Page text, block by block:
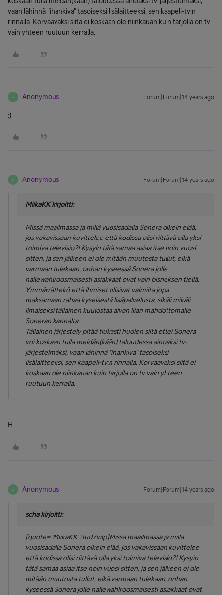
vaan lähinnä "ihankiva" tasoiseksi lisälaitteeksi, sen kaapeli-tv:n
rinnalla. Korvaavaksi siitä ei koskaan ole niinkauan kuin tarjolla on tv
vain yhteen ruutuun kerralla.
A Anonymous Forum|Forum|14 years ago
;)
A Anonymous Forum|Forum|14 years ago
MiikaKK kirjoitti:
Missä maailmassa ja millä vuosisadalla Sonera oikein elää,
jos vakavissaan kuvittelee että kodissa olisi riittävä olla yksi
toimiva televisio?! Kysyin tätä samaa asiaa itse noin vuosi
sitten, ja sen jälkeen ei ole mitään muutosta tullut, eikä
varmaan tulekaan, onhan kyseessä Sonera jolle
nallewahlroosmaisesti asiakkaat ovat vain bisneksen tiellä.
Ymmärrättekö että ihmiset olisivat valmiita jopa
maksamaan rahaa kyseisestä lisäpalvelusta, sikäli mikäli
ilmaiseksi tällainen kuulostaa aivan liian mahdottomalle
Soneran kannalta.
Tällainen järjestely pitää tiukasti huolen siitä ettei Sonera
voi koskaan tulla meidän(kään) taloudessa ainoaksi tv-
järjestelmäksi, vaan lähinnä "ihankiva" tasoiseksi
lisälaitteeksi, sen kaapeli-tv:n rinnalla. Korvaavaksi siitä ei
koskaan ole niinkauan kuin tarjolla on tv vain yhteen
ruutuun kerralla.
H
A Anonymous Forum|Forum|14 years ago
scha kirjoitti:
[quote="MiikaKK":1ud7vilp]Missä maailmassa ja millä
vuosisadalla Sonera oikein elää, jos vakavissaan kuvittelee
että kodissa olisi riittävä olla yksi toimiva televisio?! Kysyin
tätä samaa asiaa itse noin vuosi sitten, ja sen jälkeen ei ole
mitään muutosta tullut, eikä varmaan tulekaan, onhan
kyseessä Sonera jolle nallewahlroosmaisesti asiakkaat ovat